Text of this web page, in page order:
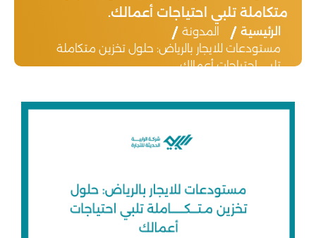
متكاملة تلبي احتياجات أعمالك.
الرئيسية
المدونة
مستودعات للايجار بالرياض: حلول تخزين متكاملة
تلبي احتياجات أعمالك.